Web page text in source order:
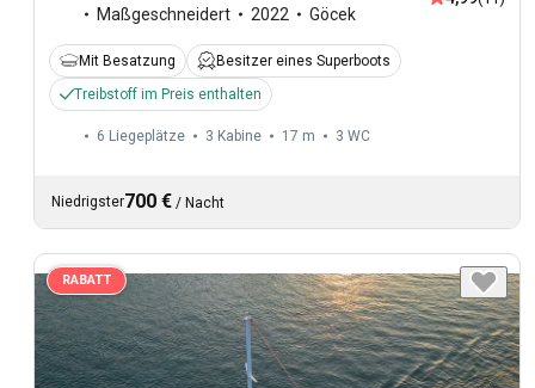
Maßgeschneidert 2022 Göcek
Mit Besatzung
Besitzer eines Superboots
Treibstoff im Preis enthalten
6 Liegeplätze 3 Kabine 17 m 3 WC
Niedrigster700 € / Nacht
RABATT